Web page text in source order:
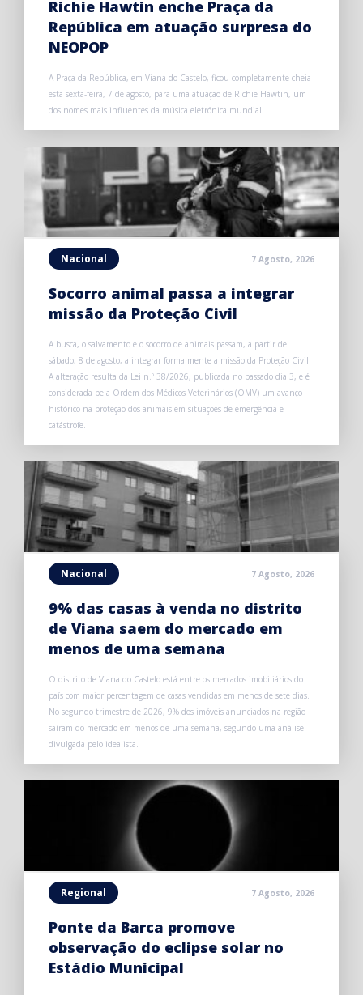
Richie Hawtin enche Praça da
República em atuação surpresa do
NEOPOP
A Praça da República, em Viana do Castelo, ficou completamente cheia
esta sexta-feira, 7 de agosto, para uma atuação de Richie Hawtin, um
dos nomes mais influentes da música eletrónica mundial.
Nacional 7 Agosto, 2026
Socorro animal passa a integrar
missão da Proteção Civil
A busca, o salvamento e o socorro de animais passam, a partir de
sábado, 8 de agosto, a integrar formalmente a missão da Proteção Civil.
A alteração resulta da Lei n.º 38/2026, publicada no passado dia 3, e é
considerada pela Ordem dos Médicos Veterinários (OMV) um avanço
histórico na proteção dos animais em situações de emergência e
catástrofe.
Nacional 7 Agosto, 2026
9% das casas à venda no distrito
de Viana saem do mercado em
menos de uma semana
O distrito de Viana do Castelo está entre os mercados imobiliários do
país com maior percentagem de casas vendidas em menos de sete dias.
No segundo trimestre de 2026, 9% dos imóveis anunciados na região
saíram do mercado em menos de uma semana, segundo uma análise
divulgada pelo idealista.
Regional 7 Agosto, 2026
Ponte da Barca promove
observação do eclipse solar no
Estádio Municipal